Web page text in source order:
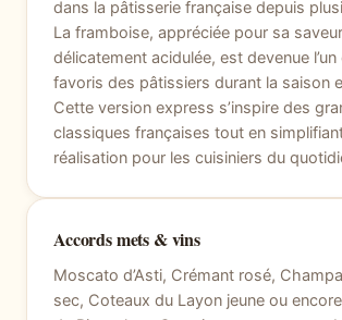
dans la pâtisserie française depuis
La framboise, appréciée pour sa saveur
délicatement acidulée, est devenue
favoris des pâtissiers durant la saison
Cette version express s’inspire des
classiques françaises tout en
réalisation pour les cuisiniers du
Accords mets & vins
Moscato d’Asti, Crémant rosé,
sec, Coteaux du Layon jeune ou